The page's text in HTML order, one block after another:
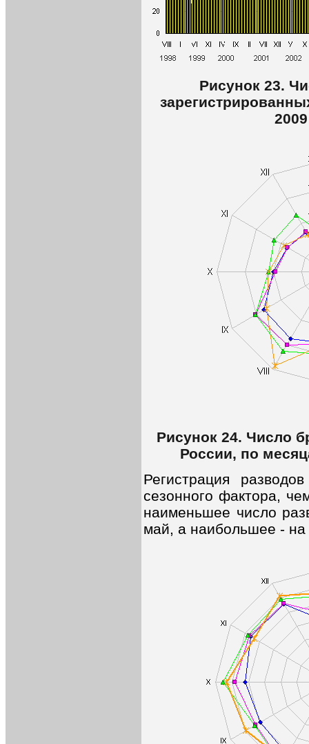
Рисунок 23.
Рисунок 24. Число
России, по
Регистрация
сезонного фактора,
наименьшее число
май, а наибольшее - на